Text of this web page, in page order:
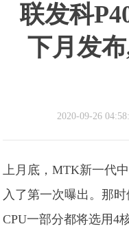
联发科
下月发
2020-09-26
上月底，MTK新一代
入了第一次曝出。那
CPU一部分都将选用4